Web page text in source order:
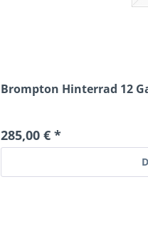
Brompton Hinterrad 12
285,00 € *